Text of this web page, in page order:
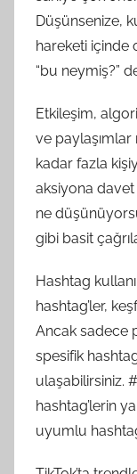
Düşünsenize,
hareketi içinde
“bu neymiş?”
Etkileşim,
ve
kadar fazla
aksiyona davet
ne
gibi basit
Hashtag
hashtag’ler,
Ancak sadece
spesifik
ulaşabilirsiniz.
hashtag’lerin
uyumlu